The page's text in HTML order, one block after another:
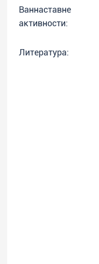
Ваннаставне
активности:
Литература: